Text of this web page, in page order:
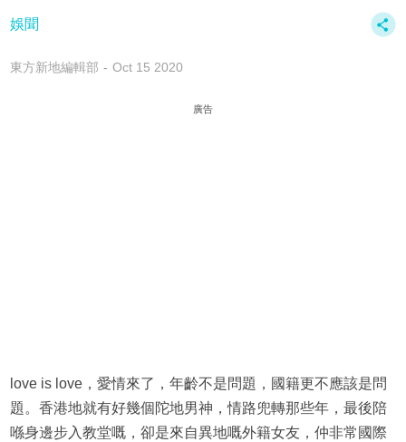
娛聞
東方新地編輯部 Oct 15 2020
廣告
love is love，愛情來了，年齡不是問題，國籍更不應該是問
題。香港地就有好幾個陀地男神，情路兜轉那些年，最後陪
喺身邊步入教堂嘅，卻是來自異地嘅外籍女友，仲非常國際